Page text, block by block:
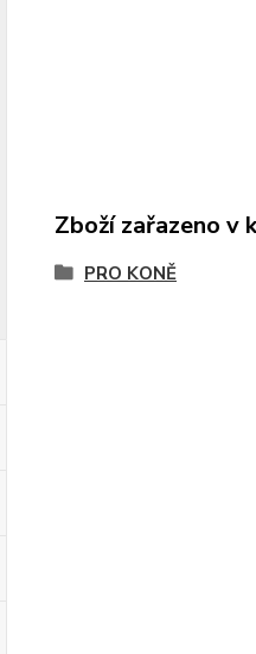
Zboží zařazeno v
PRO KONĚ